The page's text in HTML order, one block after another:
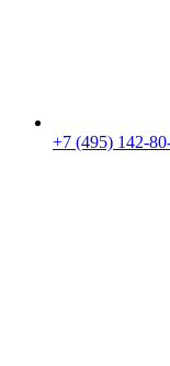
+7 (495) 142-